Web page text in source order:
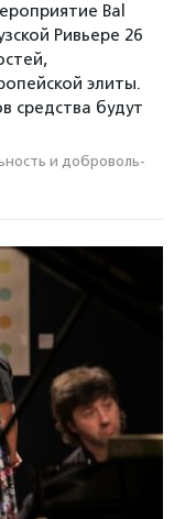
Bal
Ривьере 26
элиты.
средства будут
и доброволь­